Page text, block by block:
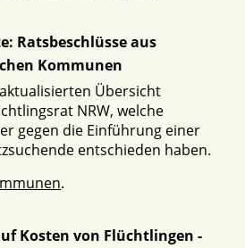
Ratsbeschlüsse aus
Kommunen
Übersicht
NRW, welche
gegen die Einführung einer
entschieden haben.
.
Kosten von Flüchtlingen -